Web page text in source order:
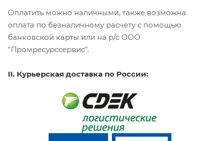
Оплатить можно наличными, также возможна
оплата по безналичному расчету с помощью
банковской карты или на р/с ООО
"Промресурссервис".
II. Курьерская доставка по России: